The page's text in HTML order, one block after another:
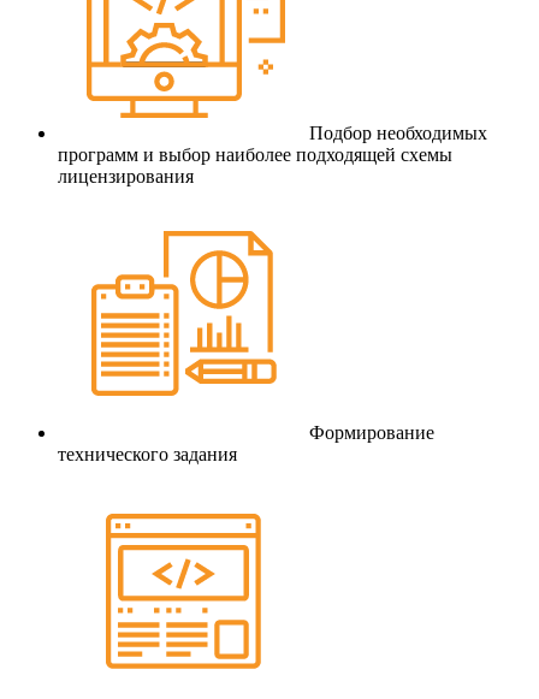
Подбор необходимых
программ и выбор наиболее подходящей схемы
лицензирования
Формирование
технического задания